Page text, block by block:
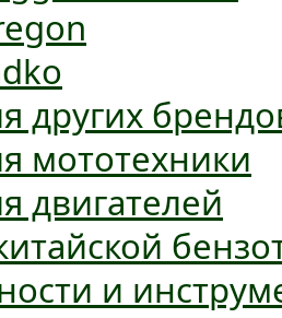
других
мототехники
двигателей
и